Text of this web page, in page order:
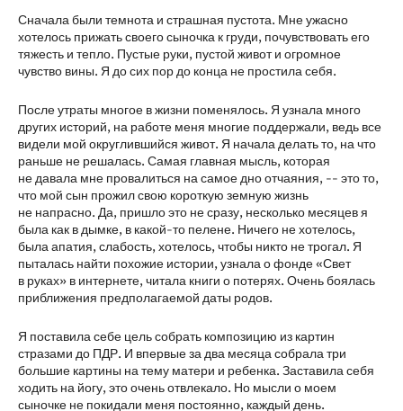
Сначала были темнота и страшная пустота. Мне ужасно
хотелось прижать своего сыночка к груди, почувствовать его
тяжесть и тепло. Пустые руки, пустой живот и огромное
чувство вины. Я до сих пор до конца не простила себя.
После утраты многое в жизни поменялось. Я узнала много
других историй, на работе меня многие поддержали, ведь все
видели мой округлившийся живот. Я начала делать то, на что
раньше не решалась. Самая главная мысль, которая
не давала мне провалиться на самое дно отчаяния, -- это то,
что мой сын прожил свою короткую земную жизнь
не напрасно. Да, пришло это не сразу, несколько месяцев я
была как в дымке, в какой-то пелене. Ничего не хотелось,
была апатия, слабость, хотелось, чтобы никто не трогал. Я
пыталась найти похожие истории, узнала о фонде «Свет
в руках» в интернете, читала книги о потерях. Очень боялась
приближения предполагаемой даты родов.
Я поставила себе цель собрать композицию из картин
стразами до ПДР. И впервые за два месяца собрала три
большие картины на тему матери и ребенка. Заставила себя
ходить на йогу, это очень отвлекало. Но мысли о моем
сыночке не покидали меня постоянно, каждый день.